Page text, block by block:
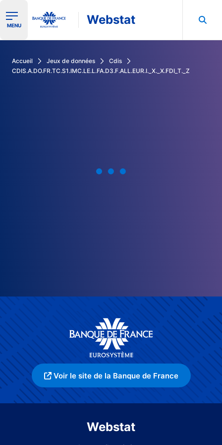
Ouvrir le menu de navigation
MENU Webstat
Accueil Jeux de données
Cdis
CDIS.A.DO.FR.TC.S1.IMC.LE.L.FA.D3.F.ALL.EUR.I._X._X.FDI_T._Z
Voir le site de la Banque de France
Webstat